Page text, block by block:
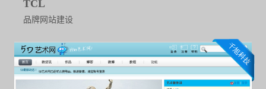
TCL
品牌网站建设